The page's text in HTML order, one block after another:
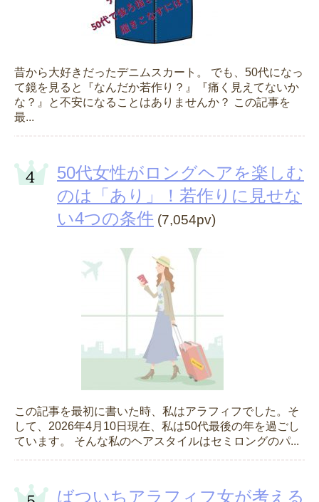
昔から大好きだったデニムスカート。 でも、50代になっ
て鏡を見ると『なんだか若作り？』『痛く見えてないか
な？』と不安になることはありませんか？ この記事を
最...
50代女性がロングヘアを楽しむ
のは「あり」！若作りに見せな
い4つの条件 (7,054pv)
この記事を最初に書いた時、私はアラフィフでした。そ
して、2026年4月10日現在、私は50代最後の年を過ごし
ています。 そんな私のヘアスタイルはセミロングのパ...
ばついちアラフィフ女が考える